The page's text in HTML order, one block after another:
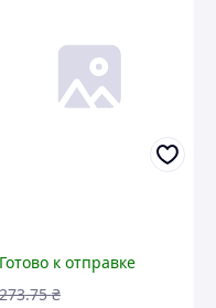
Готово к отправке
273.75 ₴